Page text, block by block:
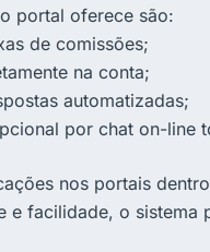
portal oferece são:
de comissões;
na conta;
automatizadas;
por chat on-line
nos portais
e facilidade, o